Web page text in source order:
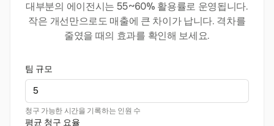
대부분의 에이전시는 55~60% 활용률로 운영됩니다.
작은 개선만으로도 매출에 큰 차이가 납니다. 격차를
줄였을 때의 효과를 확인해 보세요.
팀 규모
청구 가능한 시간을 기록하는 인원 수
평균 청구 요율